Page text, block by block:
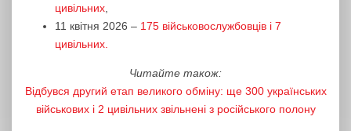
цивільних
11 квітня 2026 – 175 військовослужбовців і 7
цивільних.
Читайте також:
Відбувся другий етап великого обміну: ще 300 українських
військових і 2 цивільних звільнені з російського полону